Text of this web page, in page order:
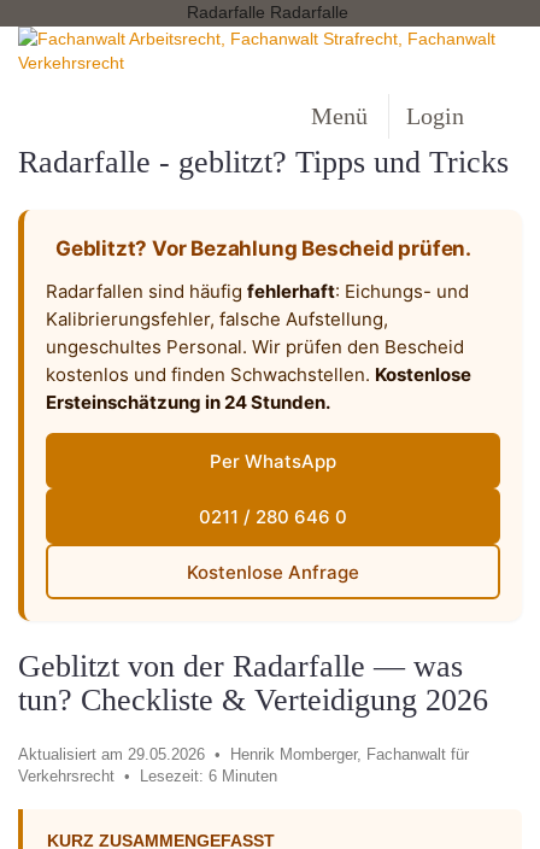
Radarfalle Radarfalle
Menü Login
Radarfalle - geblitzt? Tipps und Tricks
Geblitzt? Vor Bezahlung Bescheid prüfen.
Radarfallen sind häufig fehlerhaft: Eichungs- und
Kalibrierungsfehler, falsche Aufstellung,
ungeschultes Personal. Wir prüfen den Bescheid
kostenlos und finden Schwachstellen. Kostenlose
Ersteinschätzung in 24 Stunden.
Per WhatsApp
0211 / 280 646 0
Kostenlose Anfrage
Geblitzt von der Radarfalle — was
tun? Checkliste & Verteidigung 2026
Aktualisiert am 29.05.2026 •
Henrik Momberger, Fachanwalt für
Verkehrsrecht •
Lesezeit: 6 Minuten
KURZ ZUSAMMENGEFASST